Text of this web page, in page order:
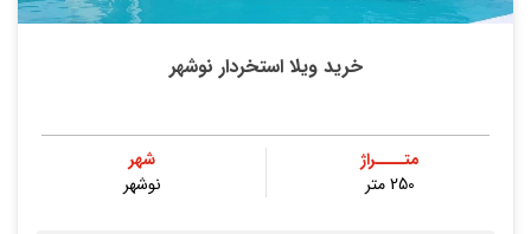
خرید ویلا استخردار نوشهر
متــــراژ
250 متر
شهر
نوشهر